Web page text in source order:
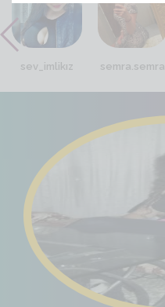
sev_imlikız semra.semra